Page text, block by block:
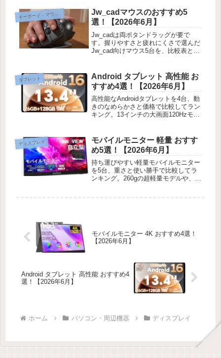
キーボード・マウス・入力機器
Jw_cadマウスのおすすめ5
選！【2026年6月】
Jw_cadは両ボタンドラッグが要で
す。握りやすさと疲れにくさで選んだ
Jw_cad向けマウス5台を、比較表と筆
べました。
タブレット
Android タブレット 高性能 お
すすめ4選！【2026年6月】
高性能なAndroidタブレットを4台、動
きのなめらかさと価格で比較してラン
キング。13インチの大画面120Hzモデ
ディスプレイ
モバイルモニター 軽量 おすす
め5選！【2026年6月】
持ち運びやすい軽量モバイルモニター
を5台、重さと使い勝手で比較してラ
ンキング。260gの超軽量モデルや、薄
モバイルモニター 4K おすすめ4選！
【2026年6月】
Android タブレット 高性能 おすすめ4
選！【2026年6月】
ホーム パソコン・周辺機器 ディスプレイ